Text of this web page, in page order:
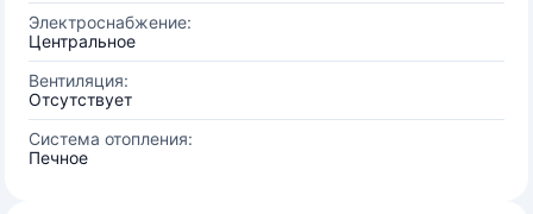
Электроснабжение:
Центральное
Вентиляция:
Отсутствует
Система отопления:
Печное